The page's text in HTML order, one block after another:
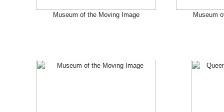
Museum of the Moving Image Museum